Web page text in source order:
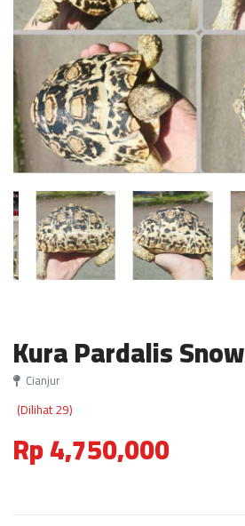
Kura Pardalis Snow
Cianjur
(Dilihat 29)
Rp 4,750,000